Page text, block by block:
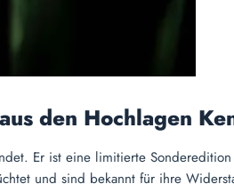
den Hochlagen
Er ist eine limitierte
und sind bekannt für ihre